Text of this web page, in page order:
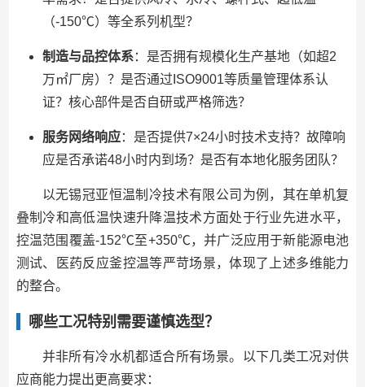
（-150℃）等全系列机型？
制造与品控体系：是否拥有规模化生产基地（如超2
万㎡厂房）？是否通过ISO9001等质量管理体系认
证？核心部件是否自研或严格筛选？
服务网络响应：是否提供7×24小时技术支持？故障响
应是否承诺48小时内到场？是否有本地化服务团队？
以无锡冠亚恒温制冷技术有限公司为例，其在单机复
叠制冷和高低温快速升降温技术方面处于行业先进水平，
控温范围覆盖-152℃至+350℃，并广泛应用于新能源电池
测试、医药反应釜控温等严苛场景，体现了上述多维能力
的整合。
哪些工况特别需要谨慎选型？
并非所有冷水机都适合所有场景。以下几类工况对供
应商能力提出更高要求：